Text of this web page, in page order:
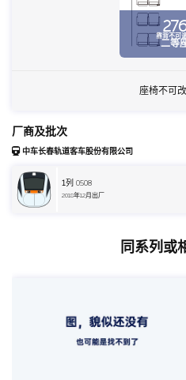
靠背不可
二等
座椅不可
厂商及批次
中车长春轨道客车股份有限公司
1列 0508
2018年12月出厂
同系列或